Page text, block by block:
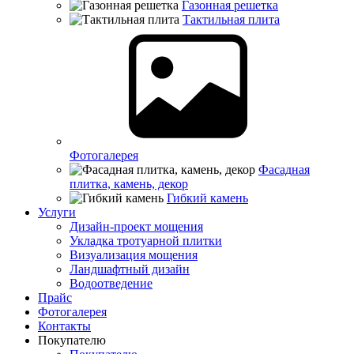
Газонная решетка
Тактильная плита
Фотогалерея
Фасадная
плитка, камень, декор
Гибкий камень
Услуги
Дизайн-проект мощения
Укладка тротуарной плитки
Визуализация мощения
Ландшафтный дизайн
Водоотведение
Прайс
Фотогалерея
Контакты
Покупателю